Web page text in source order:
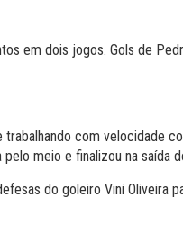
em dois jogos. Gols de
com velocidade
meio e finalizou na saída
do goleiro Vini Oliveira